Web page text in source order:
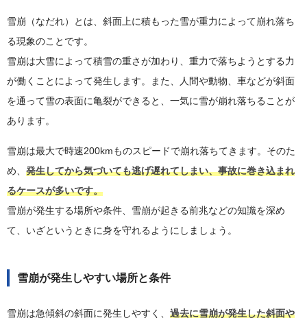
雪崩（なだれ）とは、斜面上に積もった雪が重力によって崩れ落ち
る現象のことです。
雪崩は大雪によって積雪の重さが加わり、重力で落ちようとする力
が働くことによって発生します。また、人間や動物、車などが斜面
を通って雪の表面に亀裂ができると、一気に雪が崩れ落ちることが
あります。
雪崩は最大で時速200kmものスピードで崩れ落ちてきます。そのた
め、 発生してから気づいても逃げ遅れてしまい、事故に巻き込まれ
るケースが多いです。
雪崩が発生する場所や条件、雪崩が起きる前兆などの知識を深め
て、いざというときに身を守れるようにしましょう。
雪崩が発生しやすい場所と条件
雪崩は急傾斜の斜面に発生しやすく、 過去に雪崩が発生した斜面や